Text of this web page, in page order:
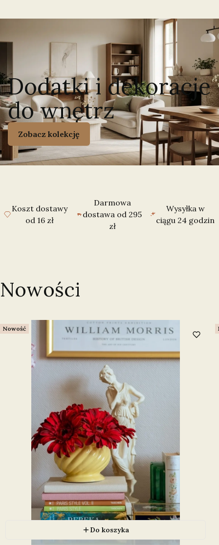
Dodatki i dekoracje
do wnętrz
Zobacz kolekcję
Koszt dostawy
od 16 zł
Darmowa
dostawa od 295
zł
Wysyłka w
ciągu 24 godzin
Nowości
Nowość
Do koszyka